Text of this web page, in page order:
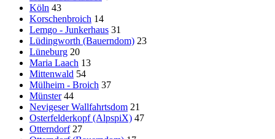
Köln 43
Korschenbroich 14
Lemgo - Junkerhaus 31
Lüdingworth (Bauerndom) 23
Lüneburg 20
Maria Laach 13
Mittenwald 54
Mülheim - Broich 37
Münster 44
Nevigeser Wallfahrtsdom 21
Osterfelderkopf (AlpspiX) 47
Otterndorf 27